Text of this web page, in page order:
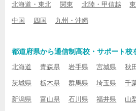
北海道・東北 関東 北陸・甲信越
中国 四国 九州・沖縄
都道府県から通信制高校・サポート校
北海道 青森県 岩手県 宮城県 秋
茨城県 栃木県 群馬県 埼玉県 千
新潟県 富山県 石川県 福井県 山